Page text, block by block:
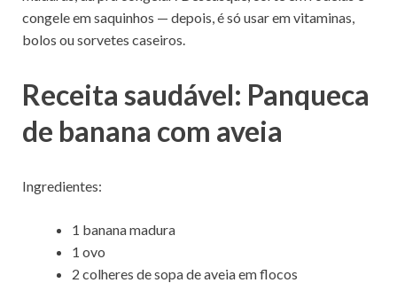
congele em saquinhos — depois, é só usar em vitaminas,
bolos ou sorvetes caseiros.
Receita saudável: Panqueca
de banana com aveia
Ingredientes:
1 banana madura
1 ovo
2 colheres de sopa de aveia em flocos